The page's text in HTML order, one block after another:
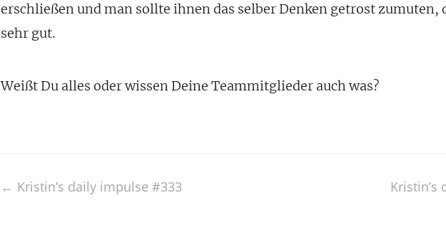
erschließen und man sollte ihnen das selber Denken getrost zumuten,
sehr gut.
Weißt Du alles oder wissen Deine Teammitglieder auch was?
← Kristin’s daily impulse #333 Kristin’s